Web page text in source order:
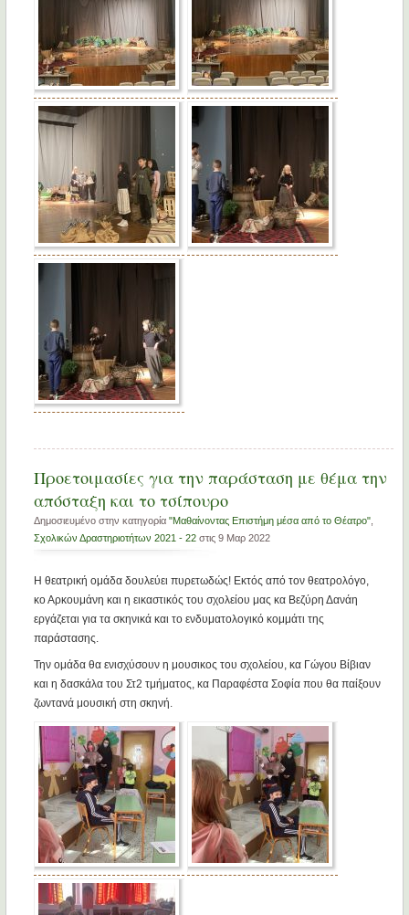
Προετοιμασίες για την παράσταση με θέμα την
απόσταξη και το τσίπουρο
Δημοσιευμένο στην κατηγορία "Μαθαίνοντας Επιστήμη μέσα από το Θέατρο",
Σχολικών Δραστηριοτήτων 2021 - 22στις 9 Μαρ 2022
Η θεατρική ομάδα δουλεύει πυρετωδώς! Εκτός από τον θεατρολόγο,
κο Αρκουμάνη και η εικαστικός του σχολείου μας κα Βεζύρη Δανάη
εργάζεται για τα σκηνικά και το ενδυματολογικό κομμάτι της
παράστασης.
Την ομάδα θα ενισχύσουν η μουσικος του σχολείου, κα Γώγου Βίβιαν
και η δασκάλα του Στ2 τμήματος, κα Παραφέστα Σοφία που θα παίξουν
ζωντανά μουσική στη σκηνή.